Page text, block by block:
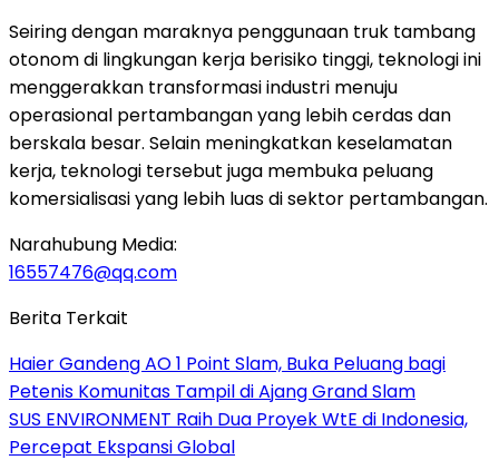
Seiring dengan maraknya penggunaan truk tambang
otonom di lingkungan kerja berisiko tinggi, teknologi ini
menggerakkan transformasi industri menuju
operasional pertambangan yang lebih cerdas dan
berskala besar. Selain meningkatkan keselamatan
kerja, teknologi tersebut juga membuka peluang
komersialisasi yang lebih luas di sektor pertambangan.
Narahubung Media:
16557476@qq.com
Berita Terkait
Haier Gandeng AO 1 Point Slam, Buka Peluang bagi
Petenis Komunitas Tampil di Ajang Grand Slam
SUS ENVIRONMENT Raih Dua Proyek WtE di Indonesia,
Percepat Ekspansi Global